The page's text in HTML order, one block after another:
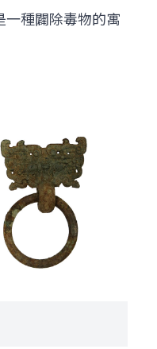
一種闢除毒物的寓